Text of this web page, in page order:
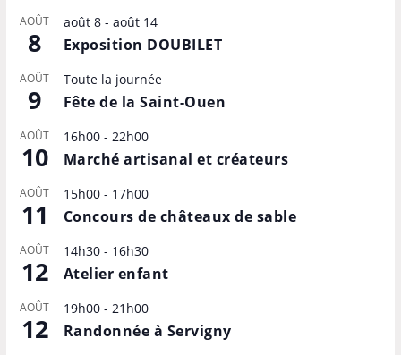
AOÛT
8
août 8- août 14
Exposition DOUBILET
AOÛT
9
Toute la journée
Fête de la Saint-Ouen
AOÛT
10
16h00- 22h00
Marché artisanal et créateurs
AOÛT
11
15h00- 17h00
Concours de châteaux de sable
AOÛT
12
14h30- 16h30
Atelier enfant
AOÛT
12
19h00- 21h00
Randonnée à Servigny